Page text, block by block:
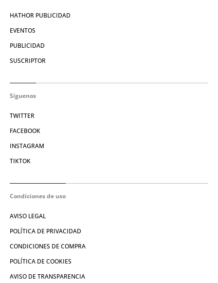
HATHOR PUBLICIDAD
EVENTOS
PUBLICIDAD
SUSCRIPTOR
Síguenos
TWITTER
FACEBOOK
INSTAGRAM
TIKTOK
Condiciones de uso
AVISO LEGAL
POLÍTICA DE PRIVACIDAD
CONDICIONES DE COMPRA
POLÍTICA DE COOKIES
AVISO DE TRANSPARENCIA